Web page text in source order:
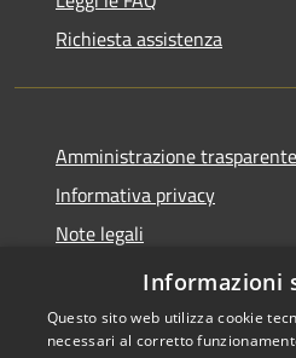
Richiesta assistenza
Amministrazione trasparente
Informativa privacy
Note legali
Dichiarazione di accessibilità
Informazioni
Questo sito web utilizza cookie
necessari al corretto